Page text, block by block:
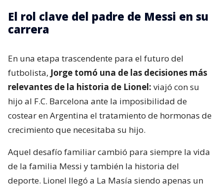
El rol clave del padre de Messi en su
carrera
En una etapa trascendente para el futuro del
futbolista, Jorge tomó una de las decisiones más
relevantes de la historia de Lionel: viajó con su
hijo al F.C. Barcelona ante la imposibilidad de
costear en Argentina el tratamiento de hormonas de
crecimiento que necesitaba su hijo.
Aquel desafío familiar cambió para siempre la vida
de la familia Messi y también la historia del
deporte. Lionel llegó a La Masía siendo apenas un